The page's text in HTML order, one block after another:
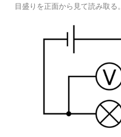
目盛りを正面から見て読み取る。